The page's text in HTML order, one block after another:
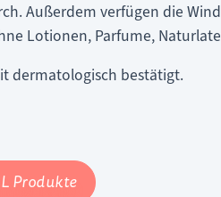
Außerdem verfügen die
Lotionen, Parfume,
dermatologisch bestätigt.
Produkte